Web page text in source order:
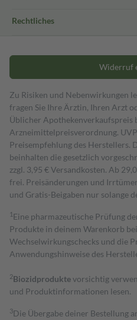
Rechtliches
Widerruf
Zu Risiken und Nebenwirkungen
fragen Sie Ihre Ärztin, Ihren Arzt
Üblicher Apothekenverkaufspreis
Arzneimittelpreisverordnung.
Preisempfehlung des Herstellers.
beinhalten die gesetzlich
zzgl. 3,95 € Versandkosten. Ab
frei. Preisänderungen und
und Gratis-Beigaben nur solange
1 Eine pharmazeutische Prüfung
Produkte in deinem Warenkorb
Wechselwirkungschecks und die
Anwendungshinweise des
2Biozidproduktevorsichtig
und Produktinformationen lesen.
3Die Übergabe deiner Bestellung